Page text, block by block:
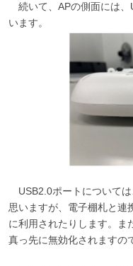
続いて、APの側面には
います。
USB2.0ポートについて
思いますが、電子棚札と連
に利用されたりします。ま
真っ先に無効化されますの